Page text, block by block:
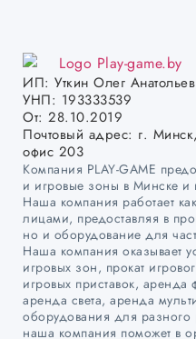
ИП: Уткин Олег
УНП: 193333539
От: 28.10.2019
Почтовый адрес: г.
офис 203
Компания PLAY-GAME
и игровые зоны в Минске и
Наша компания работает
лицами, предоставляя в
но и оборудование для
Наша компания оказывает
игровых зон, прокат
игровых приставок, аренда
аренда света, аренда
оборудования для
наша компания поможет в